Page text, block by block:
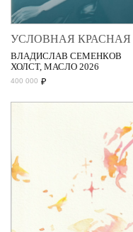
УСЛОВНАЯ
ВЛАДИСЛАВ СЕМЕНКОВ
ХОЛСТ, МАСЛО 2026
400 000 ₽